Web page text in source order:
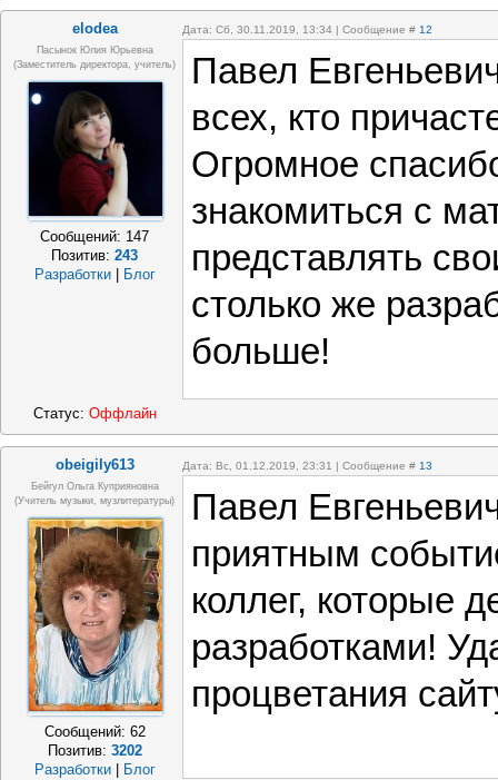
elodea Дата: Сб, 30.11.2019, 13:34 | Сообщение # 12
Пасынок Юлия Юрьевна
(заместитель директора, учитель)
Сообщений: 147
Позитив:243
Разработки
Блог
Павел
всех, кто
Огромное
знакомиться с
представлять
столько же
больше!
Статус: Оффлайн
obeigily613 Дата: Вс, 01.12.2019, 23:31 | Сообщение # 13
Бейгул Ольга Куприяновна
(Учитель музыки, музлитературы)
Сообщений: 62
Позитив: 3202
Разработки
Блог
Павел
приятным
коллег, которые
разработками!
процветания